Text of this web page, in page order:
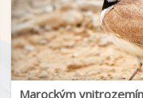
Marockým